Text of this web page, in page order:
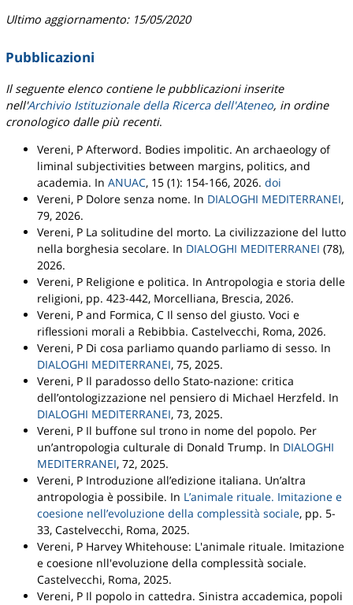
Ultimo aggiornamento: 15/05/2020
Pubblicazioni
Il seguente elenco contiene le pubblicazioni inserite
nell'Archivio Istituzionale della Ricerca dell'Ateneo, in ordine
cronologico dalle più recenti.
Vereni, P Afterword. Bodies impolitic. An archaeology of
liminal subjectivities between margins, politics, and
academia. InANUAC, 15 (1): 154-166, 2026. doi
Vereni, P Dolore senza nome. In DIALOGHI MEDITERRANEI,
79, 2026.
Vereni, P La solitudine del morto. La civilizzazione del lutto
nella borghesia secolare. In DIALOGHI MEDITERRANEI (78),
2026.
Vereni, P Religione e politica. In Antropologia e storia delle
religioni, pp. 423-442, Morcelliana, Brescia, 2026.
Vereni, P and Formica, C Il senso del giusto. Voci e
riflessioni morali a Rebibbia.Castelvecchi, Roma, 2026.
Vereni, P Di cosa parliamo quando parliamo di sesso. In
DIALOGHI MEDITERRANEI, 75, 2025.
Vereni, P Il paradosso dello Stato-nazione: critica
dell’ontologizzazione nel pensiero di Michael Herzfeld. In
DIALOGHI MEDITERRANEI, 73, 2025.
Vereni, P Il buffone sul trono in nome del popolo. Per
un’antropologia culturale di Donald Trump. In DIALOGHI
MEDITERRANEI, 72, 2025.
Vereni, P Introduzione all’edizione italiana. Un’altra
antropologia è possibile. In L’animale rituale. Imitazione e
coesione nell’evoluzione della complessità sociale, pp. 5-
33,Castelvecchi, Roma, 2025.
Vereni, P Harvey Whitehouse: L'animale rituale. Imitazione
e coesione nll'evoluzione della complessità sociale.
Castelvecchi, Roma, 2025.
Vereni, P Il popolo in cattedra. Sinistra accademica, popoli